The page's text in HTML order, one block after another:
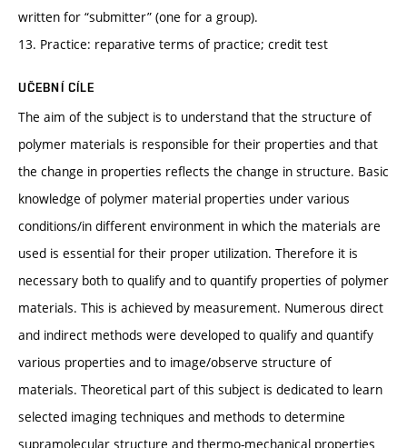
written for “submitter” (one for a group).
13. Practice: reparative terms of practice; credit test
UČEBNÍ CÍLE
The aim of the subject is to understand that the structure of
polymer materials is responsible for their properties and that
the change in properties reflects the change in structure. Basic
knowledge of polymer material properties under various
conditions/in different environment in which the materials are
used is essential for their proper utilization. Therefore it is
necessary both to qualify and to quantify properties of polymer
materials. This is achieved by measurement. Numerous direct
and indirect methods were developed to qualify and quantify
various properties and to image/observe structure of
materials. Theoretical part of this subject is dedicated to learn
selected imaging techniques and methods to determine
supramolecular structure and thermo-mechanical properties